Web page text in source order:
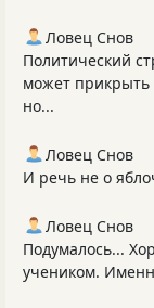
Ловец Снов
Политический
может прикрыть
но...
Ловец Снов
И речь не о
Ловец Снов
Подумалось...
учеником.